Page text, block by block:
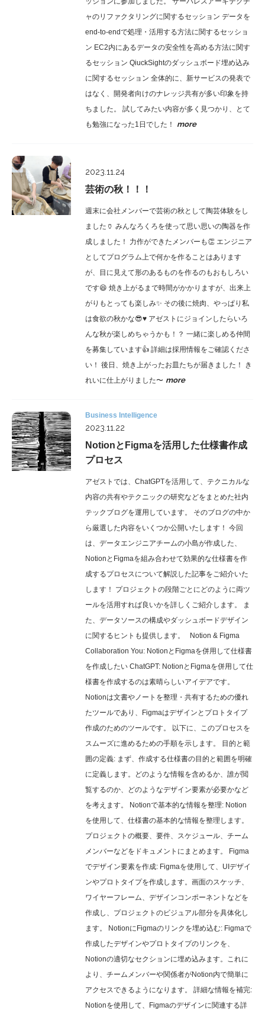
ャのリファクタリングに関するセッション データを
end-to-endで処理・活用する方法に関するセッショ
ン EC2内にあるデータの安全性を高める方法に関す
るセッション QiuckSightのダッシュボード埋め込み
に関するセッション 全体的に、新サービスの発表で
はなく、開発者向けのナレッジ共有が多い印象を持
ちました。 試してみたい内容が多く見つかり、とて
も勉強になった1日でした！
more
2023.11.24
芸術の秋！！！
週末に会社メンバーで芸術の秋として陶芸体験をし
ました🏺 みんなろくろを使って思い思いの陶器を作
成しました！ 力作ができたメンバーも👏 エンジニア
としてプログラム上で何かを作ることはあります
が、目に見えて形のあるものを作るのもおもしろい
です😆 焼き上がるまで時間がかかりますが、出来上
がりもとっても楽しみ✨ その後に焼肉、やっぱり私
は食欲の秋かな😎♥ アゼストにジョインしたらいろ
んな秋が楽しめちゃうかも！？ 一緒に楽しめる仲間
を募集しています👍 詳細は採用情報をご確認くださ
い！ 後日、焼き上がったお皿たちが届きました！ き
れいに仕上がりました〜 more
Business Intelligence
2023.11.22
NotionとFigmaを活用した仕様書作成
プロセス
アゼストでは、ChatGPTを活用して、テクニカルな
内容の共有やテクニックの研究などをまとめた社内
テックブログを運用しています。 そのブログの中か
ら厳選した内容をいくつか公開いたします！ 今回
は、データエンジニアチームの小島が作成した、
NotionとFigmaを組み合わせて効果的な仕様書を作
成するプロセスについて解説した記事をご紹介いた
します！ プロジェクトの段階ごとにどのように両ツ
ールを活用すれば良いかを詳しくご紹介します。 ま
た、データソースの構成やダッシュボードデザイン
に関するヒントも提供します。 Notion & Figma
Collaboration You: NotionとFigmaを併用して仕様書
を作成したい ChatGPT: NotionとFigmaを併用して仕
様書を作成するのは素晴らしいアイデアです。
Notionは文書やノートを整理・共有するための優れ
たツールであり、Figmaはデザインとプロトタイプ
作成のためのツールです。 以下に、このプロセスを
スムーズに進めるための手順を示します。 目的と範
囲の定義: まず、作成する仕様書の目的と範囲を明確
に定義します。どのような情報を含めるか、誰が閲
覧するのか、どのようなデザイン要素が必要かなど
を考えます。 Notionで基本的な情報を整理: Notion
を使用して、仕様書の基本的な情報を整理します。
プロジェクトの概要、要件、スケジュール、チーム
メンバーなどをドキュメントにまとめます。 Figma
でデザイン要素を作成: Figmaを使用して、UIデザイ
ンやプロトタイプを作成します。画面のスケッチ、
ワイヤーフレーム、デザインコンポーネントなどを
作成し、プロジェクトのビジュアル部分を具体化し
ます。 NotionにFigmaのリンクを埋め込む: Figmaで
作成したデザインやプロトタイプのリンクを、
Notionの適切なセクションに埋め込みます。これに
より、チームメンバーや関係者がNotion内で簡単に
アクセスできるようになります。 詳細な情報を補完:
Notionを使用して、Figmaのデザインに関連する詳